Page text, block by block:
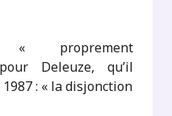
proprement
Deleuze, qu’il
: « la disjonction